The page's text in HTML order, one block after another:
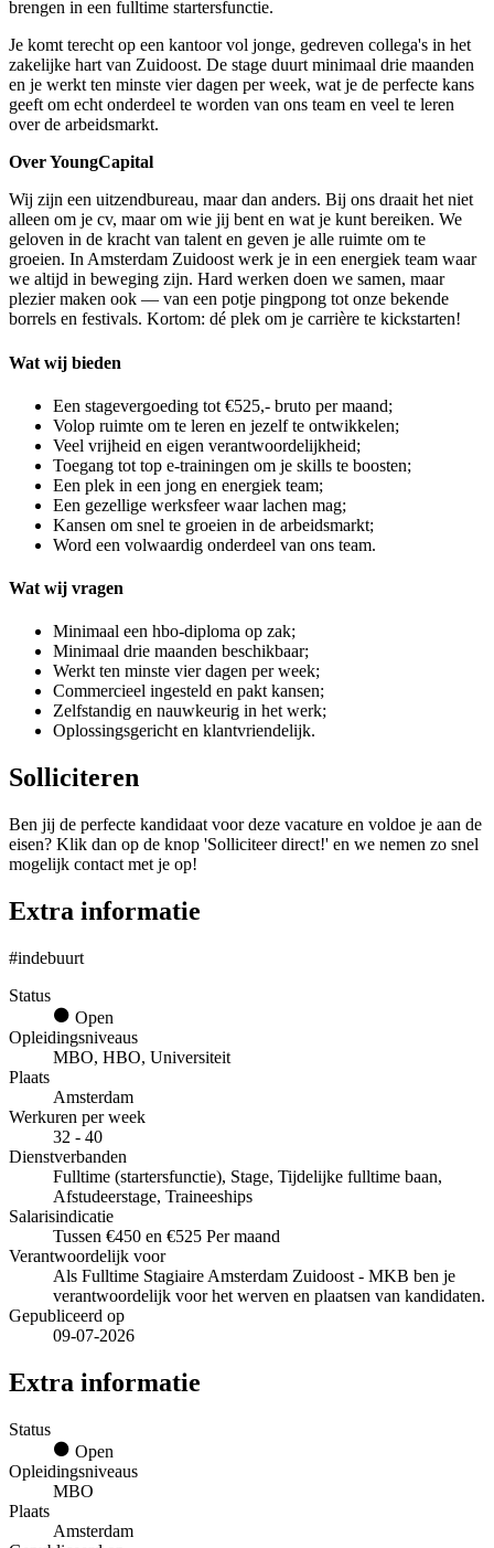
brengen in een fulltime startersfunctie.
Je komt terecht op een kantoor vol jonge, gedreven collega's in het
zakelijke hart van Zuidoost. De stage duurt minimaal drie maanden
en je werkt ten minste vier dagen per week, wat je de perfecte kans
geeft om echt onderdeel te worden van ons team en veel te leren
over de arbeidsmarkt.
Over YoungCapital
Wij zijn een uitzendbureau, maar dan anders. Bij ons draait het niet
alleen om je cv, maar om wie jij bent en wat je kunt bereiken. We
geloven in de kracht van talent en geven je alle ruimte om te
groeien. In Amsterdam Zuidoost werk je in een energiek team waar
we altijd in beweging zijn. Hard werken doen we samen, maar
plezier maken ook — van een potje pingpong tot onze bekende
borrels en festivals. Kortom: dé plek om je carrière te kickstarten!
Wat wij bieden
Een stagevergoeding tot €525,- bruto per maand;
Volop ruimte om te leren en jezelf te ontwikkelen;
Veel vrijheid en eigen verantwoordelijkheid;
Toegang tot top e-trainingen om je skills te boosten;
Een plek in een jong en energiek team;
Een gezellige werksfeer waar lachen mag;
Kansen om snel te groeien in de arbeidsmarkt;
Word een volwaardig onderdeel van ons team.
Wat wij vragen
Minimaal een hbo-diploma op zak;
Minimaal drie maanden beschikbaar;
Werkt ten minste vier dagen per week;
Commercieel ingesteld en pakt kansen;
Zelfstandig en nauwkeurig in het werk;
Oplossingsgericht en klantvriendelijk.
Solliciteren
Ben jij de perfecte kandidaat voor deze vacature en voldoe je aan de
eisen? Klik dan op de knop 'Solliciteer direct!' en we nemen zo snel
mogelijk contact met je op!
Extra informatie
#indebuurt
Status
Open
Opleidingsniveaus
MBO, HBO, Universiteit
Plaats
Amsterdam
Werkuren per week
32 - 40
Dienstverbanden
Fulltime (startersfunctie), Stage, Tijdelijke fulltime baan,
Afstudeerstage, Traineeships
Salarisindicatie
Tussen €450 en €525 Per maand
Verantwoordelijk voor
Als Fulltime Stagiaire Amsterdam Zuidoost - MKB ben je
verantwoordelijk voor het werven en plaatsen van kandidaten.
Gepubliceerd op
09-07-2026
Extra informatie
Status
Open
Opleidingsniveaus
MBO
Plaats
Amsterdam